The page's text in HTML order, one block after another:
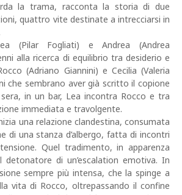
la trama, racconta la storia di due
quattro vite destinate a intrecciarsi in
(Pilar Fogliati) e Andrea (Andrea
alla ricerca di equilibrio tra desiderio e
(Adriano Giannini) e Cecilia (Valeria
che sembrano aver già scritto il copione
in un bar, Lea incontra Rocco e tra
immediata e travolgente.
una relazione clandestina, consumata
di una stanza d’albergo, fatta di incontri
Quel tradimento, in apparenza
detonatore di un’escalation emotiva. In
sempre più intensa, che la spinge a
vita di Rocco, oltrepassando il confine